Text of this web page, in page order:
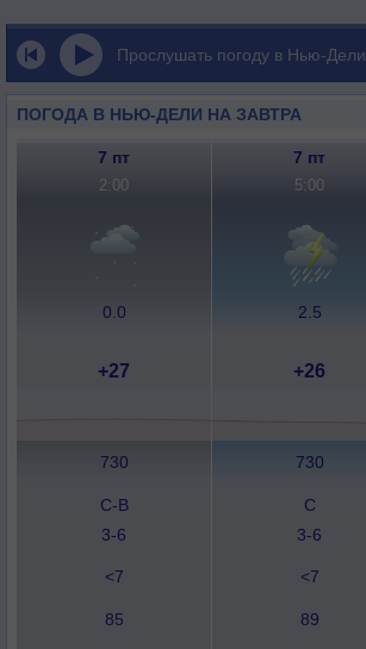
Прослушать погоду в Нью-Дели
ПОГОДА В НЬЮ-ДЕЛИ НА ЗАВТРА
7 пт 7 пт
2:00 5:00
0.0 2.5
+27 +26
730 730
С-В
3-6
С
3-6
<7 <7
85 89